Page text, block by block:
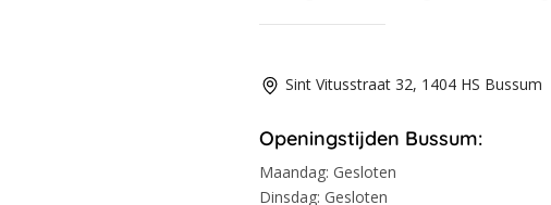
Sint Vitusstraat 32, 1404 HS Bussum
Openingstijden Bussum:
Maandag: Gesloten
Dinsdag: Gesloten